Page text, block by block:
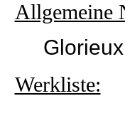
Allgemeine
Werkliste: